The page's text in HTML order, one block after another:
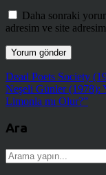
Daha sonraki
adresim ve site
Dead Poets Society
Neşeli Günler (1978):
Limonla mı Olur?”
Ara